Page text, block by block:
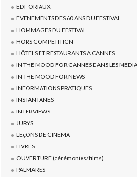
EDITORIAUX
EVENEMENTS DES 60 ANS DU FESTIVAL
HOMMAGES DU FESTIVAL
HORS COMPETITION
HÔTELS ET RESTAURANTS A CANNES
IN THE MOOD FOR CANNES DANS LES
IN THE MOOD FOR NEWS
INFORMATIONS PRATIQUES
INSTANTANES
INTERVIEWS
JURYS
LEçONS DE CINEMA
LIVRES
OUVERTURE (cérémonies/films)
PALMARES